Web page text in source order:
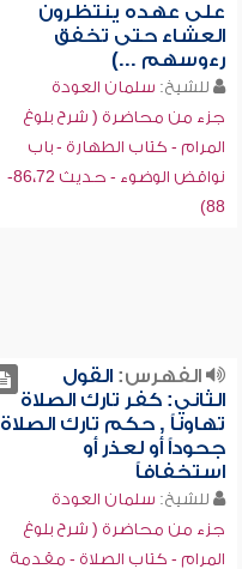
على عهده ينتظرون
العشاء حتى تخفق
رءوسهم ...)
للشيخ: سلمان العودة
جزء من محاضرة ( شرح بلوغ
المرام - كتاب الطهارة - باب
نواقض الوضوء - حديث 86،72-
88)
الفهرس:القول
الثاني: كفر تارك الصلاة
تهاوناً , حكم تارك الصلاة
جحوداً أو لعذر أو
استخفافاً
للشيخ: سلمان العودة
جزء من محاضرة ( شرح بلوغ
المرام - كتاب الصلاة - مقدمة